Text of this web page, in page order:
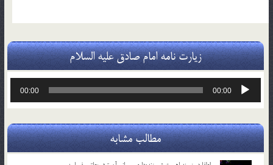
زیارت نامه امام صادق علیه السلام
پخش‌کننده
00:00
00:00
مطالب مشابه